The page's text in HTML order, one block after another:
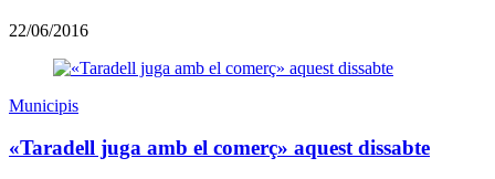
22/06/2016
Municipis
«Taradell juga amb el comerç» aquest dissabte